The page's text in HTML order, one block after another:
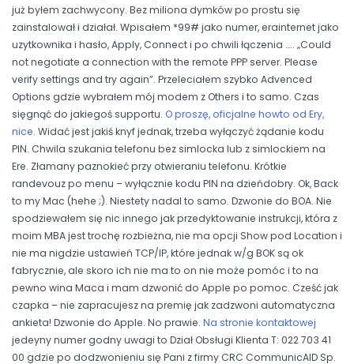
już byłem zachwycony. Bez miliona dymków po prostu się
zainstalował i działał. Wpisałem *99# jako numer, erainternet jako
uzytkownika i hasło, Apply, Connect i po chwili łączenia ….. „Could
not negotiate a connection with the remote PPP server. Please
verify settings and try again”. Przeleciałem szybko Advenced
Options gdzie wybrałem mój modem z Others i to samo. Czas
sięgnąć do jakiegoś supportu. O proszę, oficjalne howto od Ery,
nice. Widać jest jakiś knyf jednak, trzeba wyłączyć żądanie kodu
PIN. Chwila szukania telefonu bez simlocka lub z simlockiem na
Ere. Złamany paznokieć przy otwieraniu telefonu. Krótkie
randevouz po menu – wyłącznie kodu PIN na dzieńdobry. Ok, Back
to my Mac (hehe ;). Niestety nadal to samo. Dzwonie do BOA. Nie
spodziewałem się nic innego jak przedyktowanie instrukcji, która z
moim MBA jest trochę rozbieżna, nie ma opcji Show pod Location i
nie ma nigdzie ustawień TCP/IP, które jednak w/g BOK są ok
fabrycznie, ale skoro ich nie ma to on nie może pomóc i to na
pewno wina Maca i mam dzwonić do Apple po pomoc. Cześć jak
czapka – nie zapracujesz na premię jak zadzwoni automatyczna
ankieta! Dzwonie do Apple. No prawie. Na stronie kontaktowej
jedeyny numer godny uwagi to Dział Obsługi Klienta T: 022 703 41
00 gdzie po dodzwonieniu się Pani z firmy CRC CommunicAID Sp.